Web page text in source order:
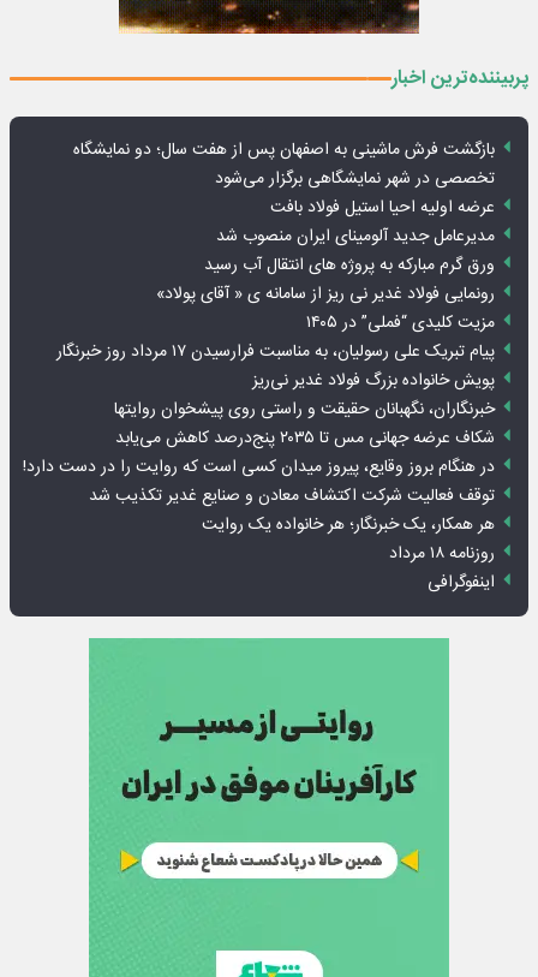
پربیننده‌ترین اخبار
بازگشت فرش ماشینی به اصفهان پس از هفت سال؛ دو نمایشگاه
تخصصی در شهر نمایشگاهی برگزار می‌شود
عرضه اولیه احیا استیل فولاد بافت
مدیرعامل جدید آلومینای ایران منصوب شد
ورق گرم مبارکه به پروژه های انتقال آب رسید
رونمایی فولاد غدیر نی ریز از سامانه ی « آقای پولاد»
مزیت کلیدی “فملی” در ۱۴۰۵
پیام تبریک علی رسولیان، به مناسبت فرارسیدن ۱۷ مرداد روز خبرنگار
پویش خانواده بزرگ فولاد غدیر نی‌ریز
خبرنگاران، نگهبانان حقیقت و راستی روی پیشخوان روایت­ها
شکاف عرضه جهانی مس تا ۲۰۳۵ پنج‌درصد کاهش می‌یابد
در هنگام بروز وقایع، پیروز میدان کسی است که روایت را در دست دارد!
توقف فعالیت شرکت اکتشاف معادن و صنایع غدیر تکذیب شد
هر همکار، یک خبرنگار؛ هر خانواده یک روایت
روزنامه ۱۸ مرداد
اینفوگرافی